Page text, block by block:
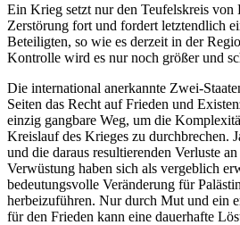
Ein Krieg setzt nur den Teufelskreis von
Zerstörung fort und fordert letztendlich
Beteiligten, so wie es derzeit in der
Kontrolle wird es nur noch größer und
Die international anerkannte Zwei-
Seiten das Recht auf Frieden und
einzig gangbare Weg, um die
Kreislauf des Krieges zu durchbrechen.
und die daraus resultierenden Verluste
Verwüstung haben sich als vergeblich
bedeutungsvolle Veränderung für
herbeizuführen. Nur durch Mut und ein
für den Frieden kann eine dauerhafte